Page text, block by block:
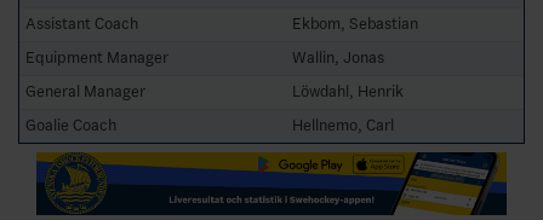
Assistant Coach
Ekbom, Sebastian
Equipment Manager
Wallin, Jonas
General Manager
Löwdahl, Henrik
Goalie Coach
Hellnemo, Carl